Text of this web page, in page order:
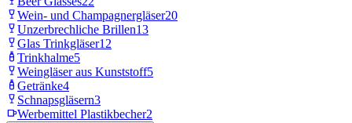
Wein- und Champagnergläser20
Unzerbrechliche Brillen13
Glas Trinkgläser12
Trinkhalme5
Weingläser aus Kunststoff5
Getränke4
Schnapsgläsern3
Werbemittel Plastikbecher2